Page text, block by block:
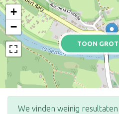
TOON
+
−
We vinden weinig